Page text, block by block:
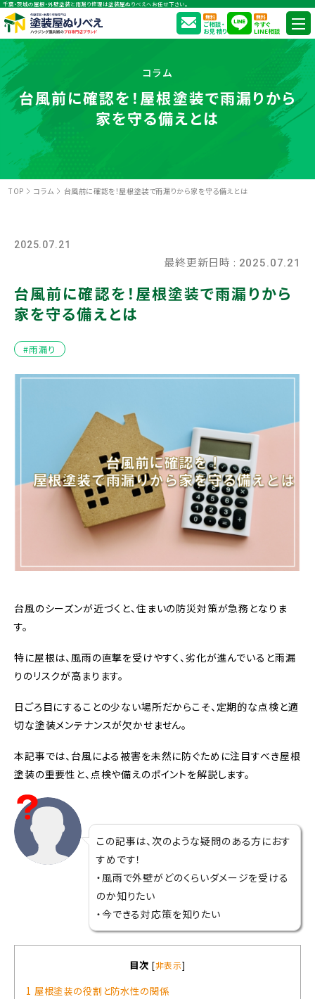
千葉・茨城の屋根・外壁塗装と雨漏り修理は塗装屋ぬりべえへお任せ下さい。
無料
ご相談・
お見積り
無料
今すぐ
LINE相談
コラム
台風前に確認を！屋根塗装で雨漏りから
家を守る備えとは
TOP コラム 台風前に確認を！屋根塗装で雨漏りから家を守る備えとは
2025.07.21
最終更新日時 : 2025.07.21
台風前に確認を！屋根塗装で雨漏りから
家を守る備えとは
#雨漏り
台風のシーズンが近づくと、住まいの防災対策が急務となりま
す。
特に屋根は、風雨の直撃を受けやすく、劣化が進んでいると雨漏
りのリスクが高まります。
日ごろ目にすることの少ない場所だからこそ、定期的な点検と適
切な塗装メンテナンスが欠かせません。
本記事では、台風による被害を未然に防ぐために注目すべき屋根
塗装の重要性と、点検や備えのポイントを解説します。
この記事は、次のような疑問のある方におす
すめです！
・風雨で外壁がどのくらいダメージを受ける
のか知りたい
・今できる対応策を知りたい
目次 [非表示]
1 屋根塗装の役割と防水性の関係